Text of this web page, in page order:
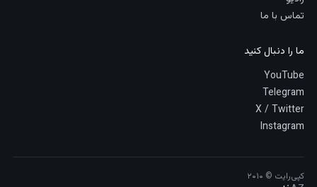
تماس با ما
ما را دنبال کنید
YouTube
Telegram
X / Twitter
Instagram
کپی‌رایت © ۲۰۱۰